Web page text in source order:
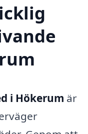
i Hökerum är